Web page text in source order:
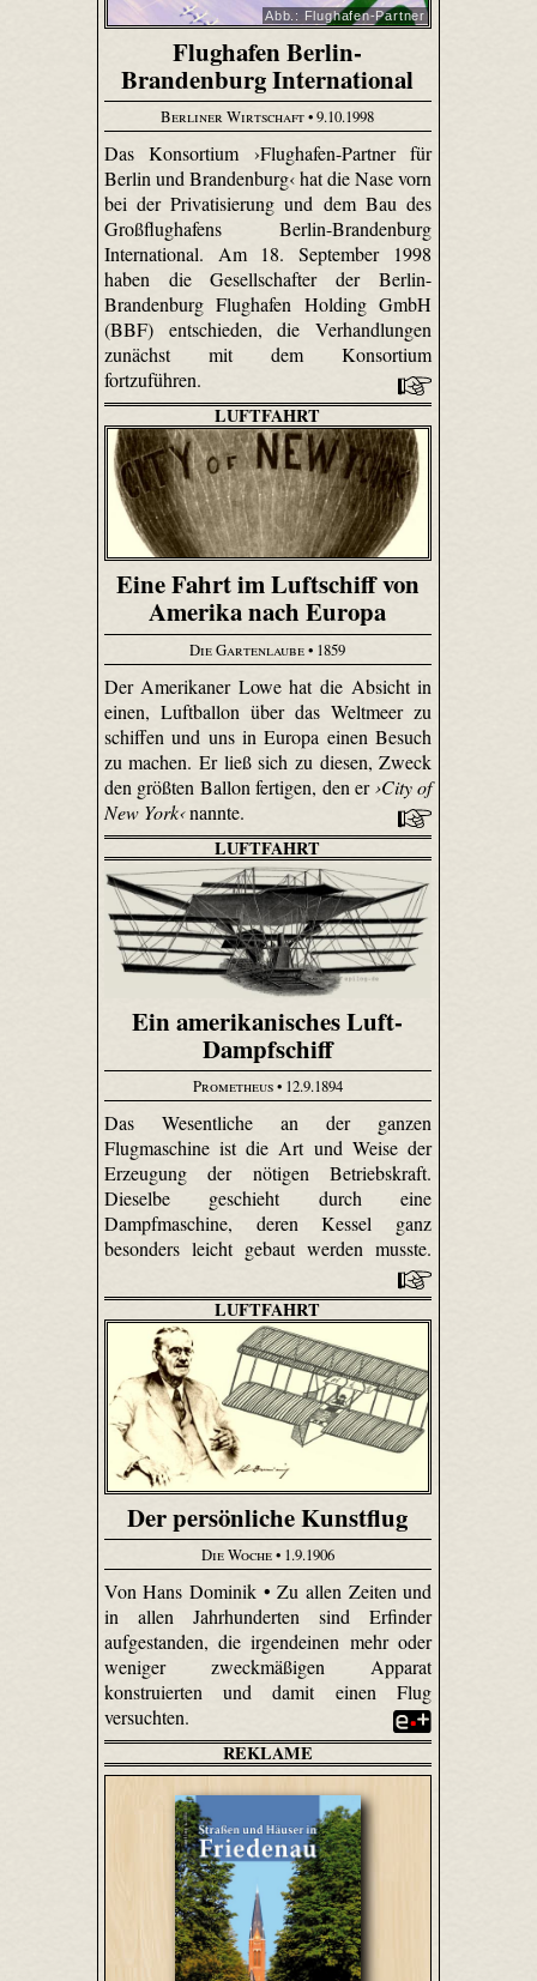
Abb.: Flughafen-Partner
Flughafen Berlin-
Brandenburg International
Berliner Wirtschaft• 9.10.1998
Das Konsortium ›Flughafen-Partner für
Berlin und Brandenburg‹ hat die Nase vorn
bei der Privatisierung und dem Bau des
Großflughafens Berlin-Brandenburg
International. Am 18. September 1998
haben die Gesellschafter der Berlin-
Brandenburg Flughafen Holding GmbH
(BBF) entschieden, die Verhandlungen
zunächst mit dem Konsortium
fortzuführen.
LUFTFAHRT
Eine Fahrt im Luftschiff von
Amerika nach Europa
Die Gartenlaube• 1859
Der Amerikaner Lowe hat die Absicht in
einen, Luftballon über das Weltmeer zu
schiffen und uns in Europa einen Besuch
zu machen. Er ließ sich zu diesen, Zweck
den größten Ballon fertigen, den er›City of
New York‹nannte.
LUFTFAHRT
Ein amerikanisches Luft-
Dampfschiff
Prometheus• 12.9.1894
Das Wesentliche an der ganzen
Flugmaschine ist die Art und Weise der
Erzeugung der nötigen Betriebskraft.
Dieselbe geschieht durch eine
Dampfmaschine, deren Kessel ganz
besonders leicht gebaut werden musste.
LUFTFAHRT
Der persönliche Kunstflug
Die Woche• 1.9.1906
Von Hans Dominik • Zu allen Zeiten und
in allen Jahrhunderten sind Erfinder
aufgestanden, die irgendeinen mehr oder
weniger zweckmäßigen Apparat
konstruierten und damit einen Flug
versuchten.
REKLAME